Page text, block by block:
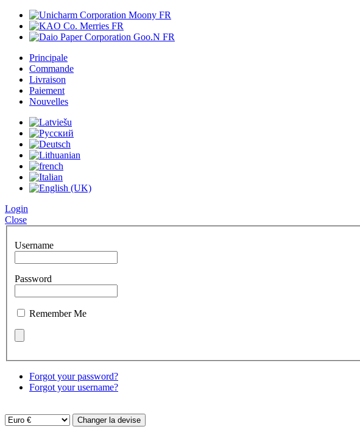
Principale
Commande
Livraison
Paiement
Nouvelles
Login
Close
Username
Password
Remember Me
Forgot your password?
Forgot your username?